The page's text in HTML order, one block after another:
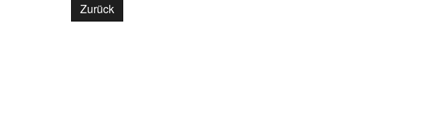
Zurück